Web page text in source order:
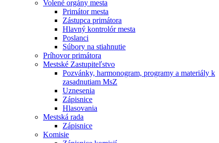
Volené orgány mesta
Primátor mesta
Zástupca primátora
Hlavný kontrolór mesta
Poslanci
Súbory na stiahnutie
Príhovor primátora
Mestské Zastupiteľstvo
Pozvánky, harmonogram, programy a materiály k
zasadnutiam MsZ
Uznesenia
Zápisnice
Hlasovania
Mestská rada
Zápisnice
Komisie